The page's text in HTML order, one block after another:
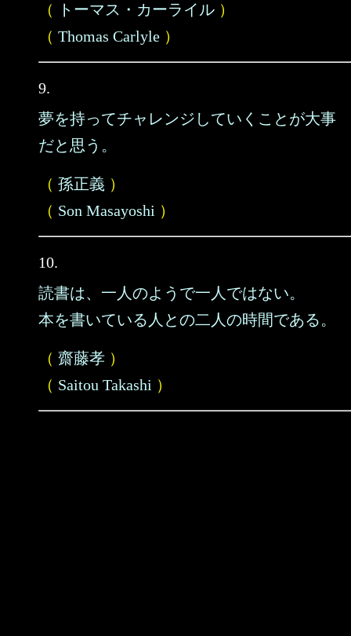
（ トーマス・カーライル ）
（ Thomas Carlyle ）
9.
夢を持ってチャレンジしていくことが大事
だと思う。
（ 孫正義 ）
（ Son Masayoshi ）
10.
読書は、一人のようで一人ではない。
本を書いている人との二人の時間である。
（ 齋藤孝 ）
（ Saitou Takashi ）